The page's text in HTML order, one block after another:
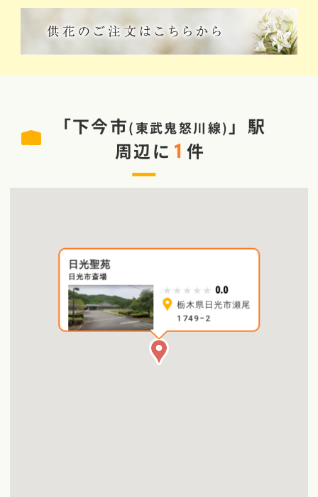
「下今市(東武鬼怒川線) 」駅
周辺に 1 件
日光聖苑
日光市斎場
★★★★★ 0.0
栃木県日光市瀬尾
1749−2